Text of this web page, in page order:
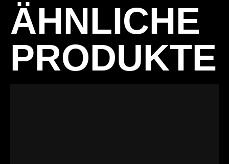
ÄHNLICHE
PRODUKTE